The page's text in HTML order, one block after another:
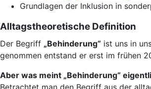
Grundlagen der Inklusion in
Alltagstheoretische Definition
Der Begriff „Behinderung“ ist uns in
genommen entstand er erst im frühen
Aber was meint „Behinderung“
Betrachtet man den Begriff aus der